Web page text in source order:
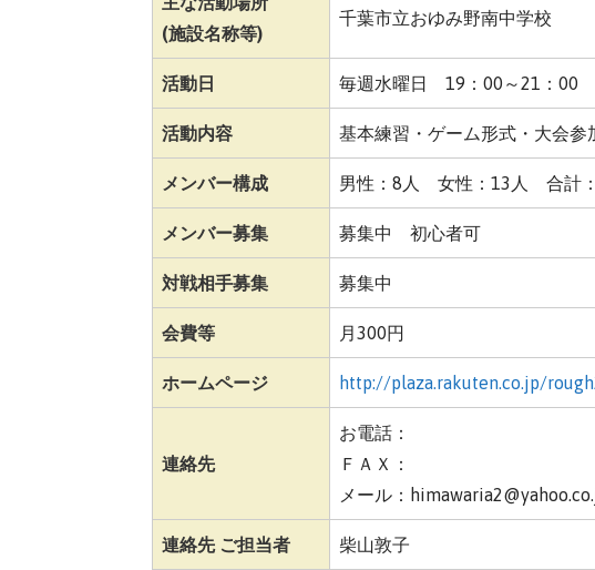
(施設名称等)
千葉市立おゆみ野南中学校
活動日 毎週水曜日 19：00～21：00
活動内容 基本練習・ゲーム形式・大会参
メンバー構成 男性：8人 女性：13人 合計
メンバー募集 募集中 初心者可
対戦相手募集 募集中
会費等 月300円
ホームページ http://plaza.rakuten.co.jp/
連絡先
お電話：
ＦＡＸ：
メール：
連絡先 ご担当者 柴山敦子